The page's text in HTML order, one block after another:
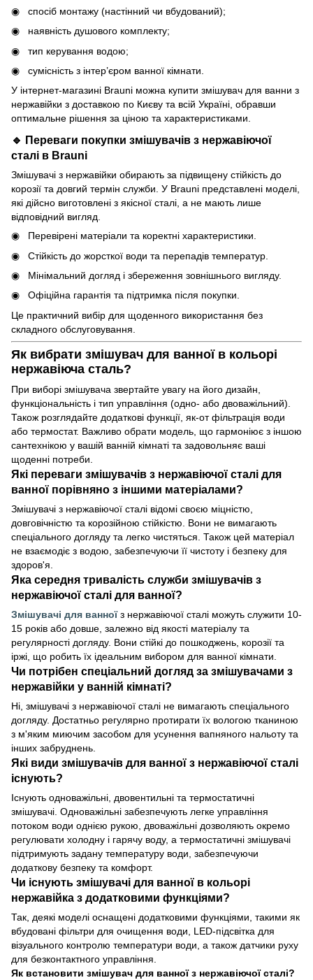
спосіб монтажу (настінний чи вбудований);
наявність душового комплекту;
тип керування водою;
сумісність з інтер’єром ванної кімнати.
У інтернет-магазині Brauni можна купити змішувач для ванни з
нержавійки з доставкою по Києву та всій Україні, обравши
оптимальне рішення за ціною та характеристиками.
🔹 Переваги покупки змішувачів з нержавіючої
сталі в Brauni
Змішувачі з нержавійки обирають за підвищену стійкість до
корозії та довгий термін служби. У Brauni представлені моделі,
які дійсно виготовлені з якісної сталі, а не мають лише
відповідний вигляд.
Перевірені матеріали та коректні характеристики.
Стійкість до жорсткої води та перепадів температур.
Мінімальний догляд і збереження зовнішнього вигляду.
Офіційна гарантія та підтримка після покупки.
Це практичний вибір для щоденного використання без
складного обслуговування.
Як вибрати змішувач для ванної в кольорі
нержавіюча сталь?
При виборі змішувача звертайте увагу на його дизайн,
функціональність і тип управління (одно- або двоважільний).
Також розглядайте додаткові функції, як-от фільтрація води
або термостат. Важливо обрати модель, що гармоніює з іншою
сантехнікою у вашій ванній кімнаті та задовольняє ваші
щоденні потреби.
Які переваги змішувачів з нержавіючої сталі для
ванної порівняно з іншими матеріалами?
Змішувачі з нержавіючої сталі відомі своєю міцністю,
довговічністю та корозійною стійкістю. Вони не вимагають
спеціального догляду та легко чистяться. Також цей матеріал
не взаємодіє з водою, забезпечуючи її чистоту і безпеку для
здоров'я.
Яка середня тривалість служби змішувачів з
нержавіючої сталі для ванної?
Змішувачі для ванноїз нержавіючої сталі можуть служити 10-
15 років або довше, залежно від якості матеріалу та
регулярності догляду. Вони стійкі до пошкоджень, корозії та
іржі, що робить їх ідеальним вибором для ванної кімнати.
Чи потрібен спеціальний догляд за змішувачами з
нержавійки у ванній кімнаті?
Ні, змішувачі з нержавіючої сталі не вимагають спеціального
догляду. Достатньо регулярно протирати їх вологою тканиною
з м'яким миючим засобом для усунення вапняного нальоту та
інших забруднень.
Які види змішувачів для ванної з нержавіючої сталі
існують?
Існують одноважільні, двовентильні та термостатичні
змішувачі. Одноважільні забезпечують легке управління
потоком води однією рукою, двоважільні дозволяють окремо
регулювати холодну і гарячу воду, а термостатичні змішувачі
підтримують задану температуру води, забезпечуючи
додаткову безпеку та комфорт.
Чи існують змішувачі для ванної в кольорі
нержавійка з додатковими функціями?
Так, деякі моделі оснащені додатковими функціями, такими як
вбудовані фільтри для очищення води, LED-підсвітка для
візуального контролю температури води, а також датчики руху
для безконтактного управління.
Як встановити змішувач для ванної з нержавіючої сталі?